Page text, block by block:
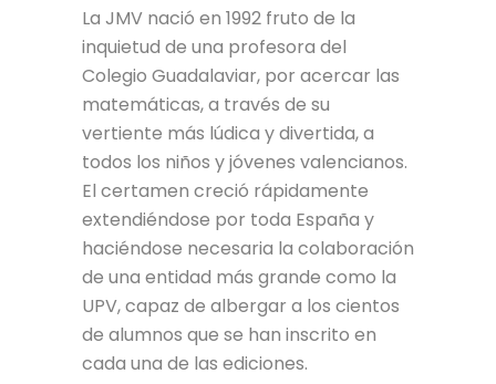
La JMV nació en 1992 fruto de la
inquietud de una profesora del
Colegio Guadalaviar, por acercar las
matemáticas, a través de su
vertiente más lúdica y divertida, a
todos los niños y jóvenes valencianos.
El certamen creció rápidamente
extendiéndose por toda España y
haciéndose necesaria la colaboración
de una entidad más grande como la
UPV, capaz de albergar a los cientos
de alumnos que se han inscrito en
cada una de las ediciones.